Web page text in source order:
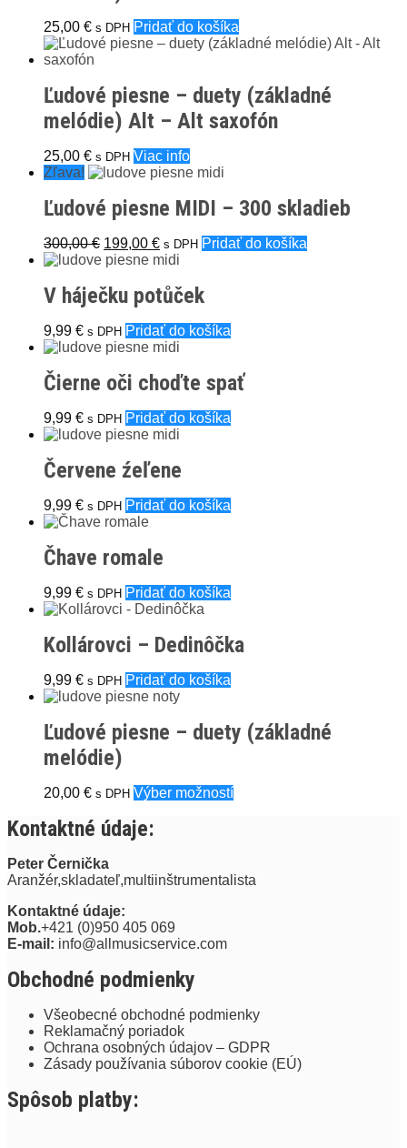
25,00 € s DPH Pridať do košíka
Ľudové piesne – duety (základné
melódie) Alt – Alt saxofón
25,00 € s DPH Viac info
Zľava!
Ľudové piesne MIDI – 300 skladieb
300,00€ Pôvodná
cena
300,00 €.
199,00 €Aktuálna
cena
199,00 €.
s DPH Pridať do košíka
V háječku potůček
9,99 € s DPH Pridať do košíka
Čierne oči choďte spať
9,99 € s DPH Pridať do košíka
Červene źeľene
9,99 € s DPH Pridať do košíka
Čhave romale
9,99 € s DPH Pridať do košíka
Kollárovci – Dedinôčka
9,99 € s DPH Pridať do košíka
Ľudové piesne – duety (základné
melódie)
20,00 € s DPH Výber možnostíTento
Možnosti
si
Kontaktné údaje:
Peter Černička
Aranžér,skladateľ,multiinštrumentalista
Kontaktné údaje:
Mob.+421 (0)950 405 069
E-mail: info@allmusicservice.com
Obchodné podmienky
Všeobecné obchodné podmienky
Reklamačný poriadok
Ochrana osobných údajov – GDPR
Zásady používania súborov cookie (EÚ)
Spôsob platby: